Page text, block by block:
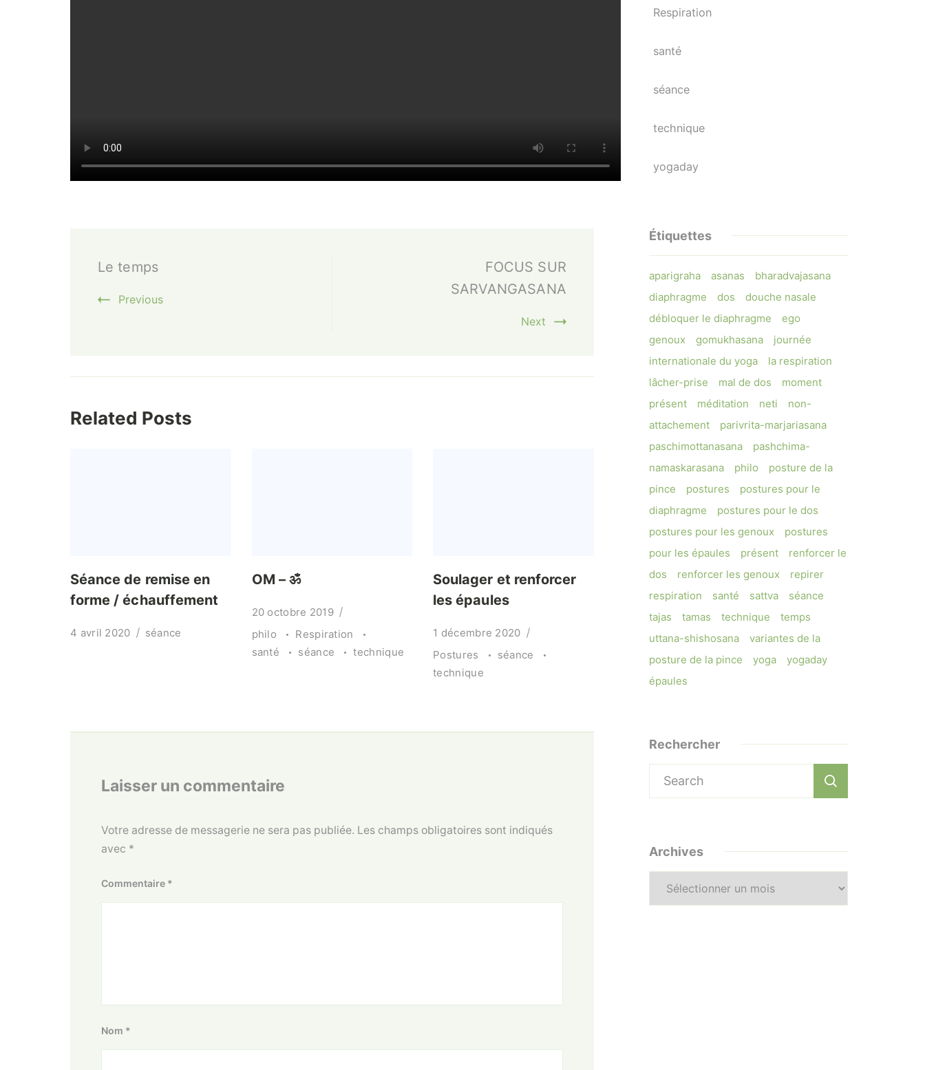
Navigation
Le temps
Previous
FOCUS SUR
SARVANGASANA
Next
Related Posts
Séance de remise en
forme / échauffement
4 avril 2020 séance
OM – ॐ
20 octobre 2019
philo
Respiration
santé
séance technique
Soulager et renforcer
les épaules
1 décembre 2020
Postures
séance
technique
Laisser un commentaire
Votre adresse de messagerie ne sera pas publiée. Les champs obligatoires sont indiqués
avec *
Commentaire *
Nom *
Respiration
santé
séance
technique
yogaday
Étiquettes
aparigraha asanas
bharadvajasana
diaphragme
dos
douche nasale
débloquer le diaphragme
ego
genoux
gomukhasana
journée
internationale du yoga
la respiration
lâcher-prise
mal de dos
moment
présent
méditation neti
non-
attachement
parivrita-marjariasana
paschimottanasana
pashchima-
namaskarasana
philo
posture de la
pince
postures
postures pour le
diaphragme
postures pour le dos
postures pour les genoux
postures
pour les épaules
présent
renforcer le
dos
renforcer les genoux
repirer
respiration
santé sattva
séance
tajas
tamas technique
temps
uttana-shishosana
variantes de la
posture de la pince
yoga
yogaday
épaules
Rechercher
Search
for:
Archives
Archives